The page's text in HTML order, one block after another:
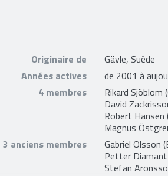
Originaire de
Gävle, Suède
Années actives
de 2001 à
4 membres
Rikard Sjöblom
David
Robert Hansen
Magnus
3 anciens membres
Gabriel Olsson
Petter Diamant
Stefan